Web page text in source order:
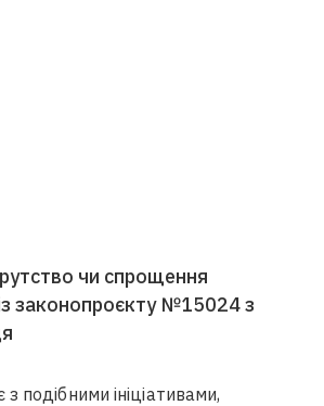
чи спрощення
законопроєкту №15024 з
подібними ініціативами,